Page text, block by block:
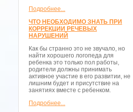
Подробнее...
ЧТО НЕОБХОДИМО ЗНАТЬ ПРИ
КОРРЕКЦИИ РЕЧЕВЫХ
НАРУШЕНИЙ
Как бы странно это не звучало, но
найти хорошего логопеда для
ребенка это только пол работы,
родители должны принимать
активное участие в его развитии, не
лишним будет и присутствие на
занятиях вместе с ребенком.
Подробнее...